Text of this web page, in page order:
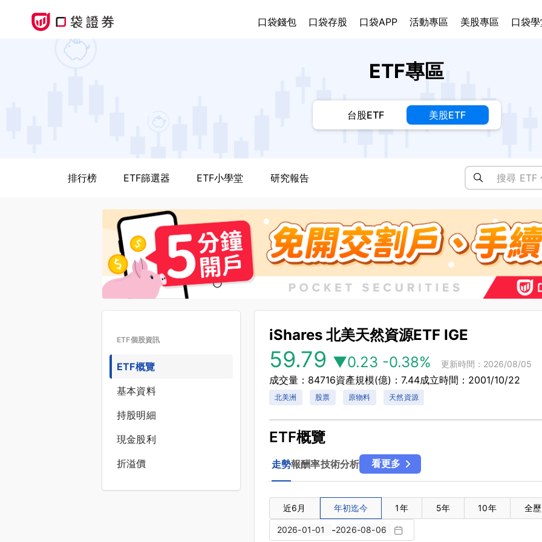
口袋錢包 口袋存股 口袋APP 活動專區 美股專區 口袋
ETF專區
台股ETF 美股ETF
排行榜 ETF篩選器 ETF小學堂 研究報告
ETF個股資訊
ETF概覽
基本資料
持股明細
現金股利
折溢價
iShares 北美天然資源ETF IGE
59.79 ▼0.23 -0.38% 更新時間：2026/08/05
成交量：84716資產規模(億)：7.44成立時間：2001/10/22
北美洲 股票 原物料 天然資源
ETF概覽
走勢報酬率技術分析 看更多
近6月 年初迄今 1年 5年 10年 全
-